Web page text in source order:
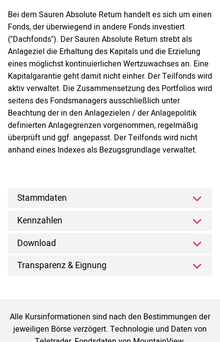
Bei dem Sauren Absolute Return handelt es sich um einen
Fonds, der überwiegend in andere Fonds investiert
("Dachfonds"). Der Sauren Absolute Return strebt als
Anlageziel die Erhaltung des Kapitals und die Erzielung
eines möglichst kontinuierlichen Wertzuwachses an. Eine
Kapitalgarantie geht damit nicht einher. Der Teilfonds wird
aktiv verwaltet. Die Zusammensetzung des Portfolios wird
seitens des Fondsmanagers ausschließlich unter
Beachtung der in den Anlagezielen / der Anlagepolitik
definierten Anlagegrenzen vorgenommen, regelmäßig
überprüft und ggf. angepasst. Der Teilfonds wird nicht
anhand eines Indexes als Bezugsgrundlage verwaltet.
Stammdaten
Kennzahlen
Download
Transparenz & Eignung
Alle Kursinformationen sind nach den Bestimmungen der
jeweiligen Börse verzögert. Technologie und Daten von